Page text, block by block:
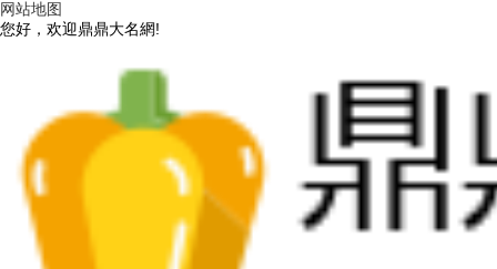
网站地图
您好，欢迎鼎鼎大名網!